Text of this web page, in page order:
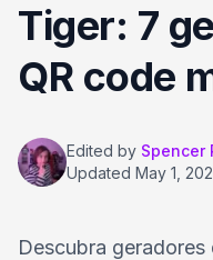
Tiger: 7
QR code
Edited by Spencer
Updated May 1,
Descubra